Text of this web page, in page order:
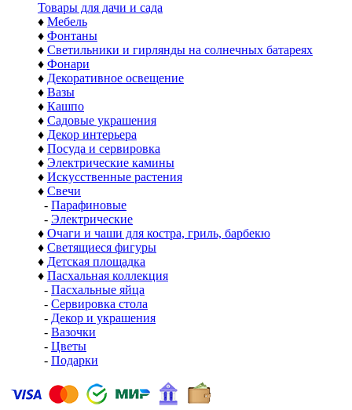
Товары для дачи и сада
♦ Мебель
♦ Фонтаны
♦ Светильники и гирлянды на солнечных батареях
♦ Фонари
♦ Декоративное освещение
♦ Вазы
♦ Кашпо
♦ Садовые украшения
♦ Декор интерьера
♦ Посуда и сервировка
♦ Электрические камины
♦ Искусственные растения
♦ Свечи
- Парафиновые
- Электрические
♦ Очаги и чаши для костра, гриль, барбекю
♦ Светящиеся фигуры
♦ Детская площадка
♦ Пасхальная коллекция
- Пасхальные яйца
- Сервировка стола
- Декор и украшения
- Вазочки
- Цветы
- Подарки